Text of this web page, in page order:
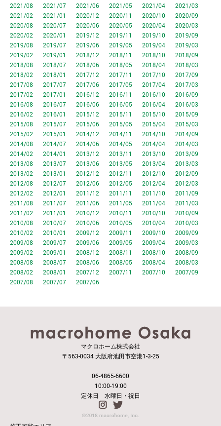
2021/08
2021/07 2021/06 2021/05 2021/04
2021/03
2021/02
2021/01 2020/12 2020/11 2020/10
2020/09
2020/08
2020/07 2020/06 2020/05 2020/04
2020/03
2020/02
2020/01 2019/12 2019/11 2019/10
2019/09
2019/08
2019/07 2019/06 2019/05 2019/04
2019/03
2019/02
2019/01 2018/12 2018/11 2018/10
2018/09
2018/08
2018/07 2018/06 2018/05 2018/04
2018/03
2018/02
2018/01 2017/12 2017/11 2017/10
2017/09
2017/08
2017/07 2017/06 2017/05 2017/04
2017/03
2017/02
2017/01 2016/12 2016/11 2016/10
2016/09
2016/08
2016/07 2016/06 2016/05 2016/04
2016/03
2016/02
2016/01 2015/12 2015/11 2015/10
2015/09
2015/08
2015/07 2015/06 2015/05 2015/04
2015/03
2015/02
2015/01 2014/12 2014/11 2014/10
2014/09
2014/08
2014/07 2014/06 2014/05 2014/04
2014/03
2014/02
2014/01 2013/12 2013/11 2013/10
2013/09
2013/08
2013/07 2013/06 2013/05 2013/04
2013/03
2013/02
2013/01 2012/12 2012/11 2012/10
2012/09
2012/08
2012/07 2012/06 2012/05 2012/04
2012/03
2012/02
2012/01 2011/12 2011/11 2011/10
2011/09
2011/08
2011/07 2011/06 2011/05 2011/04
2011/03
2011/02
2011/01 2010/12 2010/11 2010/10
2010/09
2010/08
2010/07 2010/06 2010/05 2010/04
2010/03
2010/02
2010/01 2009/12 2009/11 2009/10
2009/09
2009/08
2009/07 2009/06 2009/05 2009/04
2009/03
2009/02
2009/01 2008/12 2008/11 2008/10
2008/09
2008/08
2008/07 2008/06 2008/05 2008/04
2008/03
2008/02
2008/01 2007/12 2007/11 2007/10
2007/09
2007/08
2007/07 2007/06
マクロホーム株式会社
〒563-0034 大阪府池田市空港1-3-25
06-4865-6600
10:00-19:00
定休日 水曜日・祝日